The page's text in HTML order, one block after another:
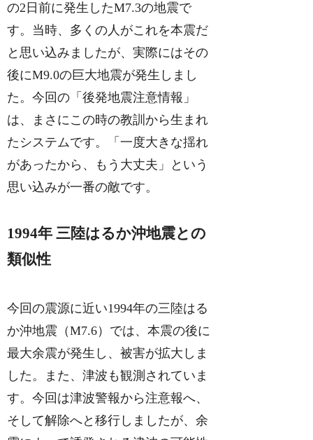
の2日前に発生したM7.3の地震で
す。当時、多くの人がこれを本震だ
と思い込みましたが、実際にはその
後にM9.0の巨大地震が発生しまし
た。今回の「後発地震注意情報」
は、まさにこの時の教訓から生まれ
たシステムです。「一度大きな揺れ
があったから、もう大丈夫」という
思い込みが一番の敵です。
1994年 三陸はるか沖地震との
類似性
今回の震源に近い1994年の三陸はる
か沖地震（M7.6）では、本震の後に
最大余震が発生し、被害が拡大しま
した。また、津波も観測されていま
す。今回は津波警報から注意報へ、
そして解除へと移行しましたが、余